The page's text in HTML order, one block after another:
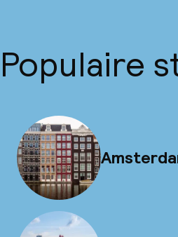
Populaire